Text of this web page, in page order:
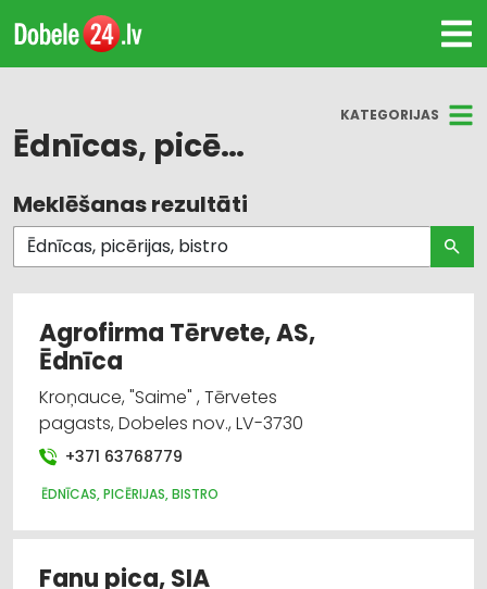
KATEGORIJAS
Ēdnīcas, picērijas, bistro
Visas nozares
Ēdnīcas, picērijas, bistro
Meklēšanas rezultāti
Agrofirma Tērvete, AS,
Ēdnīca
Kroņauce, "Saime" , Tērvetes
pagasts, Dobeles nov., LV-3730
+371 63768779
ĒDNĪCAS, PICĒRIJAS, BISTRO
Fanu pica, SIA